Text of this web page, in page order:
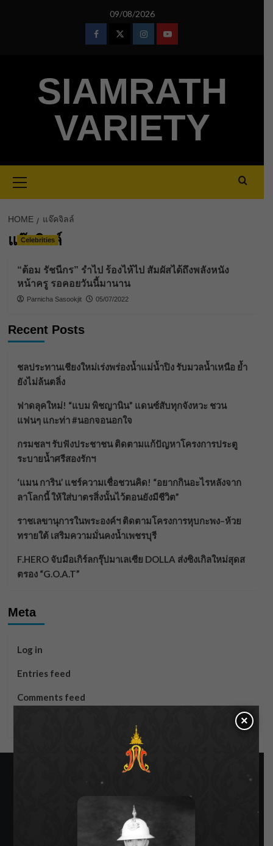
09/08/2026
FacebookTwitterInstagramYoutube
SIAMRATH
VARIETY
Menu
HOME แจ๊คจิลล์
แจ๊คจิลล์
Celebrities
“ต้อม รัชนีกร” รำไป ร้องไห้ไป สัมผัสได้ถึงพลังหนัง
หน้าครู รอคอยวันนี้มานาน
Parnicha Sasookjit 05/07/2022
Recent Posts
ชลประทานเชียงใหม่เร่งพร่องน้ำแม่น้ำปิง รับมวลน้ำเหนือ ย้ำ
ยังไม่ล้นตลิ่ง
ฟาดลุคใหม่! “แบม พิชญานิน” แดนซ์สับทุกจังหวะ ชวน
แฟนๆ แกะท่า #นอกจอนอกใจ
กรมชลฯ รับฟังประชาชน ติดตามแก้ปัญหาโครงการประตู
ระบายน้ำศรีสองรักฯ
‘แมน การิน’ แชร์ความเชื่อชวนคิด! “อยากกินอะไรหลังจาก
ลาโลกนี้ ให้ใส่บาตรสิ่งนั้นไว้ตอนยังมีชีวิต”
ราชเลขานุการในพระองค์ฯ ติดตามโครงการหุบกะพง–ห้วย
ทรายใต้ เสริมความมั่นคงน้ำเพชรบุรี
F.HERO จับมือเกิร์ลกรุ๊ปมาเลเซีย DOLLA ส่งซิงเกิลใหม่สุดส
ตรอง “G.O.A.T”
Meta
Log in
Entries feed
Comments feed
×